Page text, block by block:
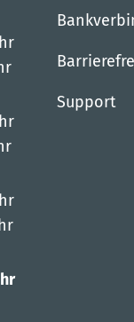
Uhr
Uhr
Uhr
Uhr
Uhr
Support